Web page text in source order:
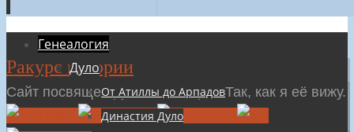
Ракурс истории
Сайт посвящен русской истории Так, как я её вижу.
Перейти
к
содержимому
Генеалогия
Дуло
От Атиллы до Арпадов
Династия Дуло